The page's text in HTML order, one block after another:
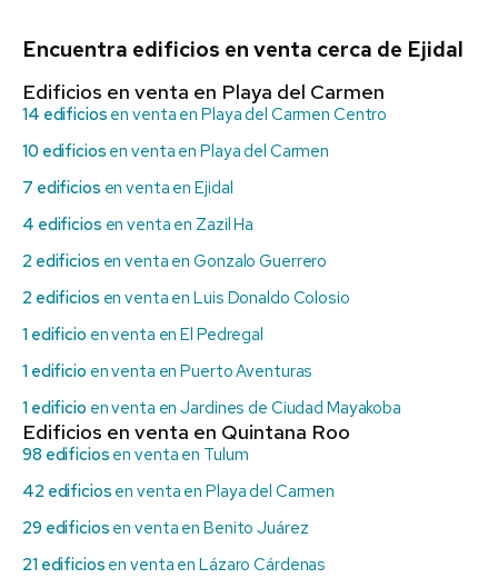
Encuentra edificios en venta cerca de Ejidal
Edificios en venta en Playa del Carmen
14 edificios en venta en Playa del Carmen Centro
10 edificios en venta en Playa del Carmen
7 edificios en venta en Ejidal
4 edificios en venta en Zazil Ha
2 edificios en venta en Gonzalo Guerrero
2 edificios en venta en Luis Donaldo Colosio
1 edificio en venta en El Pedregal
1 edificio en venta en Puerto Aventuras
1 edificio en venta en Jardines de Ciudad Mayakoba
Edificios en venta en Quintana Roo
98 edificios en venta en Tulum
42 edificios en venta en Playa del Carmen
29 edificios en venta en Benito Juárez
21 edificios en venta en Lázaro Cárdenas